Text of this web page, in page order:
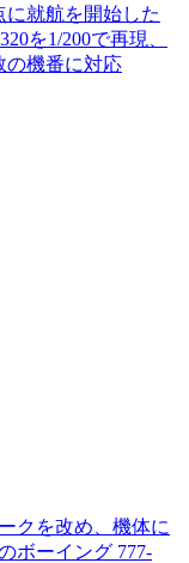
に就航を開始した
を1/200で再現、
の機番に対応
クを改め、機体に
ボーイング 777-